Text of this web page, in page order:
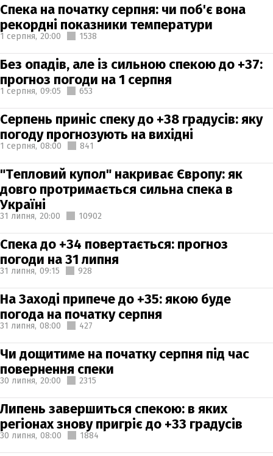
Спека на початку серпня: чи поб'є вона
рекордні показники температури
1 серпня, 20:00 1538
Без опадів, але із сильною спекою до +37:
прогноз погоди на 1 серпня
1 серпня, 09:05 653
Серпень приніс спеку до +38 градусів: яку
погоду прогнозують на вихідні
1 серпня, 08:00 841
"Тепловий купол" накриває Європу: як
довго протримається сильна спека в
Україні
31 липня, 20:00 10902
Спека до +34 повертається: прогноз
погоди на 31 липня
31 липня, 09:15 928
На Заході припече до +35: якою буде
погода на початку серпня
31 липня, 08:00 427
Чи дощитиме на початку серпня під час
повернення спеки
30 липня, 20:00 2315
Липень завершиться спекою: в яких
регіонах знову пригріє до +33 градусів
30 липня, 08:00 1884